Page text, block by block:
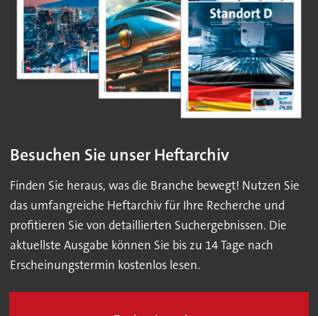
Besuchen Sie unser Heftarchiv
Finden Sie heraus, was die Branche bewegt! Nutzen Sie
das umfangreiche Heftarchiv für Ihre Recherche und
profitieren Sie von detaillierten Suchergebnissen. Die
aktuellste Ausgabe können Sie bis zu 14 Tage nach
Erscheinungstermin kostenlos lesen.